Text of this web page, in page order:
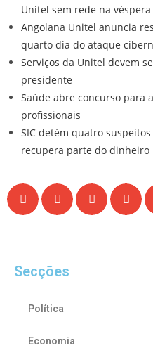
Unitel sem rede na
Angolana Unitel anuncia
quarto dia do ataque
Serviços da Unitel devem
presidente
Saúde abre concurso para
profissionais
SIC detém quatro
recupera parte do dinheiro
Secções
Política
Economia